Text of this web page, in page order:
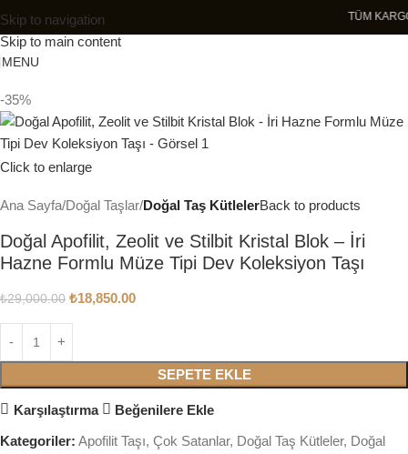
Skip to navigation
Skip to main content
TÜM
MENU
-35%
Click to enlarge
Ana Sayfa Doğal Taşlar Doğal Taş KütlelerBack to products
Doğal Apofilit, Zeolit ve Stilbit Kristal Blok – İri
Hazne Formlu Müze Tipi Dev Koleksiyon Taşı
₺29,000.00 ₺18,850.00
SEPETE EKLE
Karşılaştırma Beğenilere Ekle
Kategoriler: Apofilit Taşı, Çok Satanlar, Doğal Taş Kütleler, Doğal